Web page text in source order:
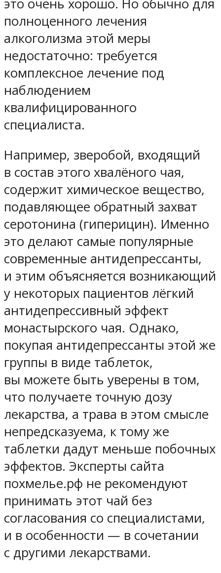
это очень хорошо. Но обычно для
полноценного лечения
алкоголизма этой меры
недостаточно: требуется
комплексное лечение под
наблюдением
квалифицированного
специалиста.
Например, зверобой, входящий
в состав этого хвалёного чая,
содержит химическое вещество,
подавляющее обратный захват
серотонина (гиперицин). Именно
это делают самые популярные
современные антидепрессанты,
и этим объясняется возникающий
у некоторых пациентов лёгкий
антидепрессивный эффект
монастырского чая. Однако,
покупая антидепрессанты этой же
группы в виде таблеток,
вы можете быть уверены в том,
что получаете точную дозу
лекарства, а трава в этом смысле
непредсказуема, к тому же
таблетки дадут меньше побочных
эффектов. Эксперты сайта
похмелье.рф не рекомендуют
принимать этот чай без
согласования со специалистами,
и в особенности — в сочетании
с другими лекарствами.